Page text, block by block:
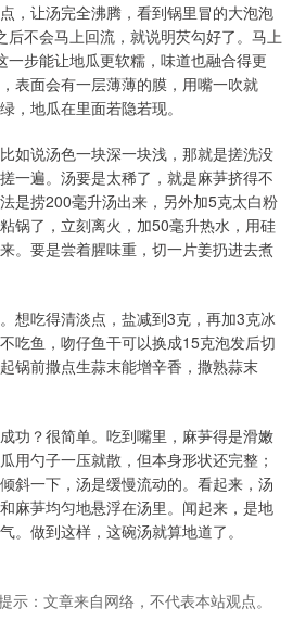
，让汤完全沸腾，看到锅里冒的大泡泡
后不会马上回流，就说明芡勾好了。马上
一步能让地瓜更软糯，味道也融合得更
表面会有一层薄薄的膜，用嘴一吹就
，地瓜在里面若隐若现。
如说汤色一块深一块浅，那就是搓洗没
一遍。汤要是太稀了，就是麻芛挤得不
是捞200毫升汤出来，另外加5克太白粉
锅了，立刻离火，加50毫升热水，用硅
。要是尝着腥味重，切一片姜扔进去煮
想吃得清淡点，盐减到3克，再加3克冰
吃鱼，吻仔鱼干可以换成15克泡发后切
锅前撒点生蒜末能增辛香，撒熟蒜末
功？很简单。吃到嘴里，麻芛得是滑嫩
用勺子一压就散，但本身形状还完整；
斜一下，汤是缓慢流动的。看起来，汤
麻芛均匀地悬浮在汤里。闻起来，是地
。做到这样，这碗汤就算地道了。
示：文章来自网络，不代表本站观点。